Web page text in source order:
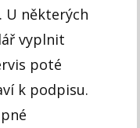
. U některých
vyplnit
poté
k podpisu.